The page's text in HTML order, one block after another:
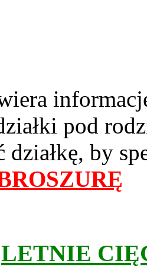
pod
działkę, by
LETNIE